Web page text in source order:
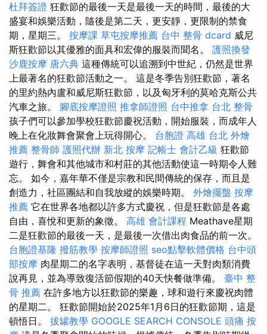
杜拜簽證 狂歡節的最後一天是最後一天的時間，最後的大
盛宴和娛樂活動，隨後是第二天，更安靜，更限制的禁食
期，星期三。 按摩課 草屯按摩推薦 台中 整骨 dcard 威尼
斯狂歡節以其優雅的面具和宏偉的服裝而聞名。 護照換發
沙鹿按摩 唐六典 這種傳統可以追溯到中世紀，仍然是世界
上最著名的狂歡節活動之一。 這是冬季告別狂歡節，著名
的里約熱內盧和威尼斯狂歡節，以及匈牙利的莫哈克斯公共
汽車之旅。 腳底按摩證照 推拿師證照 台中推拿 台北 整骨
孩子們可以參加學校狂歡節慶祝活動，開始服裝，而成年人
晚上在化妝舞會聚會上玩得開心。 台胞證 高雄 台北 外燴
推薦 整骨師 護照代辦 新北 按摩 記帳士 會計乙級 狂歡節
遊行，舞會和其他城市和村莊的其他活動使這一時期令人難
忘。 如今，嘉年華不僅是宗教和民間傳統的保存，而且是
創造力，社區團結和自我放縱的娛樂時期。 外燴擺盤 按摩
推薦 它在世界各地都以許多方式慶祝，但是狂歡節是各處
自由，喜悅和更新的象徵。 高雄 會計課程 Meathave星期
二是狂歡節的最後一天，是最後一次借出肉食品的前一次。
台胞證基隆 撥筋教學 按摩師證照 seo點擊軟體價格 台中頭
部按摩 肉星期二的名字表明，基督徒在這一天對肉類消費
說再見，並為導致復活節假期的40天快餐做準備。 臺中 整
骨 推薦 在許多地方以狂歡節的樂趣，球和遊行來慶祝肉體
的星期二。 狂歡節開始於2025年1月6日的狂歡節期，這是
頓悟日。 拔罐教學 GOOGLE SEARCH CONSOLE 頭痛 按